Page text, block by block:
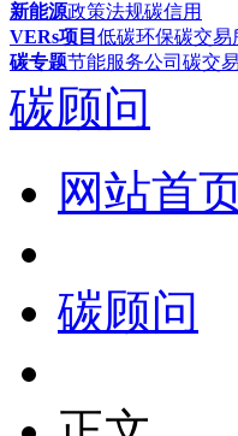
新能源政策法规碳信用
VERs项目 低碳环保碳交易
碳专题节能服务公司 碳交
碳顾问
网站首
碳顾问